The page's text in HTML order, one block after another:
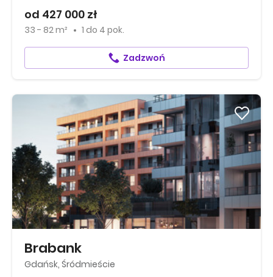
od 427 000 zł
33 - 82 m² 1 do 4 pok.
Zadzwoń
Brabank
Gdańsk, Śródmieście